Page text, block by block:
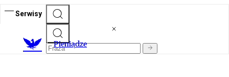
Serwisy
Pieniądze